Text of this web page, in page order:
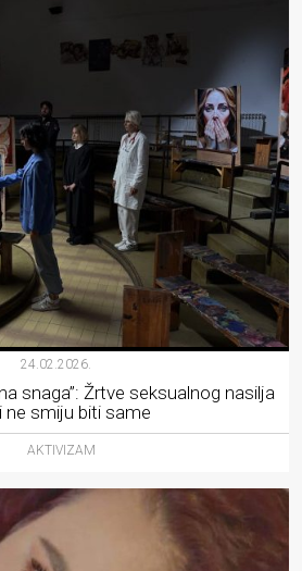
24.02.2026.
snaga”: Žrtve seksualnog nasilja
ne smiju biti same
AKTIVIZAM